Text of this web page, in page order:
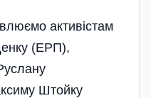
активістам
(ЕРП),
Штойку